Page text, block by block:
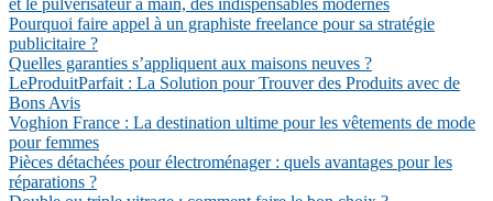
et le pulvérisateur à main, des indispensables modernes
Pourquoi faire appel à un graphiste freelance pour sa stratégie
publicitaire ?
Quelles garanties s’appliquent aux maisons neuves ?
LeProduitParfait : La Solution pour Trouver des Produits avec de
Bons Avis
Voghion France : La destination ultime pour les vêtements de mode
pour femmes
Pièces détachées pour électroménager : quels avantages pour les
réparations ?